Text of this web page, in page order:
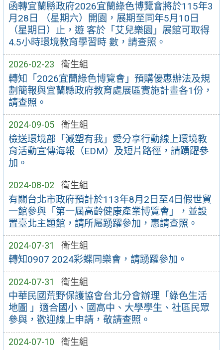
函轉宜蘭縣政府2026宜蘭綠色博覽會將於115年3
月28日 （星期六）開園，展期至同年5月10日
（星期日）止，遊 客於「艾兒樂園」展館可取得
4.5小時環境教育學習時 數，請查照。
2026-02-23 衛生組
轉知「2026宜蘭綠色博覽會」預購優惠辦法及規
劃簡報與宜蘭縣政府教育處展區實施計畫各1份，
請查照。
2024-09-05 衛生組
檢送環境部「減塑有我」愛分享行動線上環境教
育活動宣傳海報（EDM）及短片路徑，請踴躍參
加。
2024-08-02 衛生組
有關台北市政府預計於113年8月2日至4日假世貿
一館參與「第一屆高齡健康產業博覽會」，並設
置臺北主題館，請所屬踴躍參加，惠請查照。
2024-07-31 衛生組
轉知0907 2024彩蝶同樂會，請踴躍參加。
2024-07-31 衛生組
中華民國荒野保護協會台北分會辦理「綠色生活
地圖 」適合國小、國高中、大學學生、社區民眾
參與，歡迎線上申請，敬請查照。
2024-07-10 衛生組